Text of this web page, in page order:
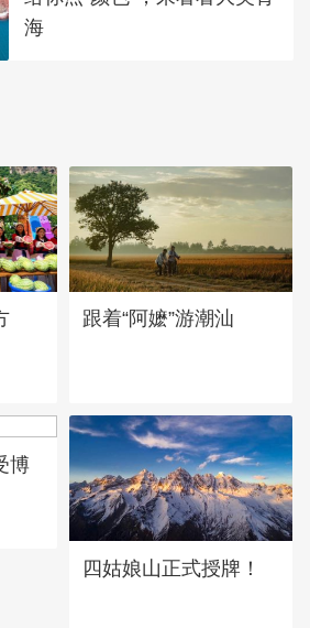
海
跟着“阿嬷”游潮汕
博
四姑娘山正式授牌！